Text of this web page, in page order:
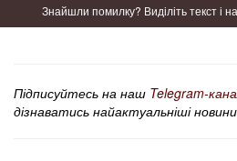
Знайшли помилку? Виділіть текст і
Підписуйтесь на наш Telegram-
дізнаватись найактуальніші